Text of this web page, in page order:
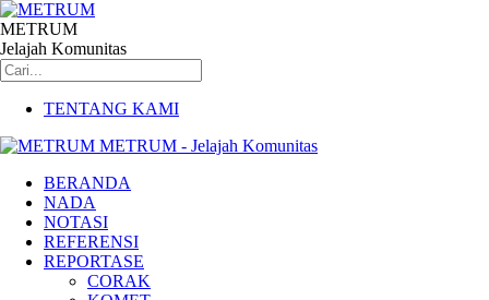
METRUM
Jelajah Komunitas
TENTANG KAMI
METRUM - Jelajah Komunitas
BERANDA
NADA
NOTASI
REFERENSI
REPORTASE
CORAK